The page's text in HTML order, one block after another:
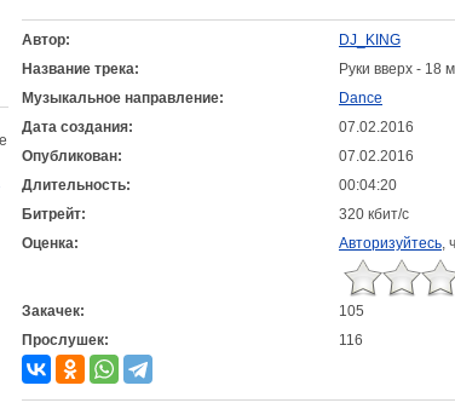
Автор:
DJ_KING
Название трека:
Руки вверх - 18
Музыкальное направление:
Dance
Дата создания:
07.02.2016
Опубликован:
07.02.2016
Длительность:
00:04:20
Битрейт:
320 кбит/с
Оценка:
Авторизуйтесь,
Закачек:
105
Прослушек:
116